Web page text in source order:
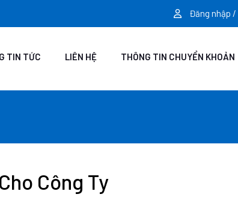
Đăng nhập
TIN TỨC LIÊN HỆ THÔNG TIN CHUYỂN KHOẢN
Công Ty